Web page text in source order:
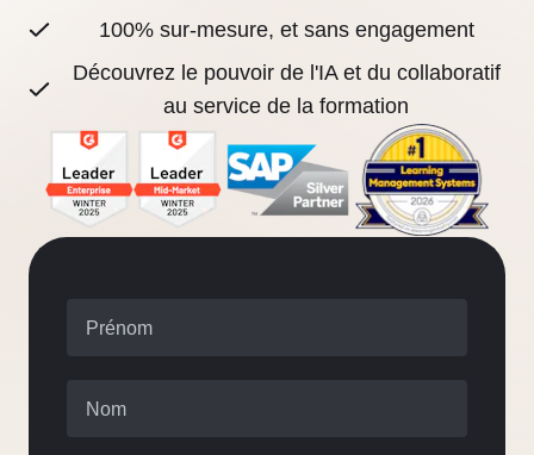
100% sur-mesure, et sans engagement
Découvrez le pouvoir de l'IA et du collaboratif
au service de la formation
Prénom
Nom